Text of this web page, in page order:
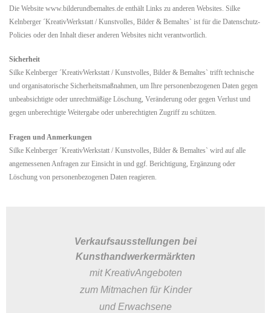
Die Website www.bilderundbemaltes.de enthält Links zu anderen Websites. Silke
Kelnberger ´KreativWerkstatt / Kunstvolles, Bilder & Bemaltes` ist für die Datenschutz-
Policies oder den Inhalt dieser anderen Websites nicht verantwortlich.
Sicherheit
Silke Kelnberger ´KreativWerkstatt / Kunstvolles, Bilder & Bemaltes` trifft technische
und organisatorische Sicherheitsmaßnahmen, um Ihre personenbezogenen Daten gegen
unbeabsichtigte oder unrechtmäßige Löschung, Veränderung oder gegen Verlust und
gegen unberechtigte Weitergabe oder unberechtigten Zugriff zu schützen.
Fragen und Anmerkungen
Silke Kelnberger ´KreativWerkstatt / Kunstvolles, Bilder & Bemaltes` wird auf alle
angemessenen Anfragen zur Einsicht in und ggf. Berichtigung, Ergänzung oder
Löschung von personenbezogenen Daten reagieren.
Verkaufsausstellungen bei
Kunsthandwerkermärkten
mit KreativAngeboten
zum Mitmachen für Kinder
und Erwachsene